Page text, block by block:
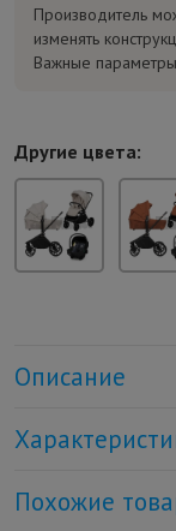
Производитель
изменять
Важные параметры
Другие цвета:
Описание
Похожие